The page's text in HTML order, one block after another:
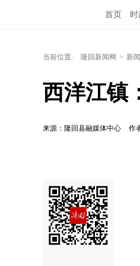
首页 时
当前位置: 隆回新闻网 > 新
西洋江镇
来源：隆回县融媒体中心 作